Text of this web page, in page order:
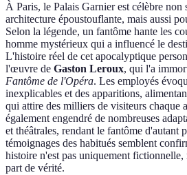
À Paris, le Palais Garnier est célèbre non
architecture époustouflante, mais aussi
Selon la légende, un fantôme hante les
homme mystérieux qui a influencé le
L'histoire réel de cet apocalyptique
l'œuvre de Gaston Leroux, qui l'a
Fantôme de l'Opéra. Les employés
inexplicables et des apparitions,
qui attire des milliers de visiteurs chaque
également engendré de nombreuses
et théâtrales, rendant le fantôme d'autant
témoignages des habitués semblent
histoire n'est pas uniquement
part de vérité.